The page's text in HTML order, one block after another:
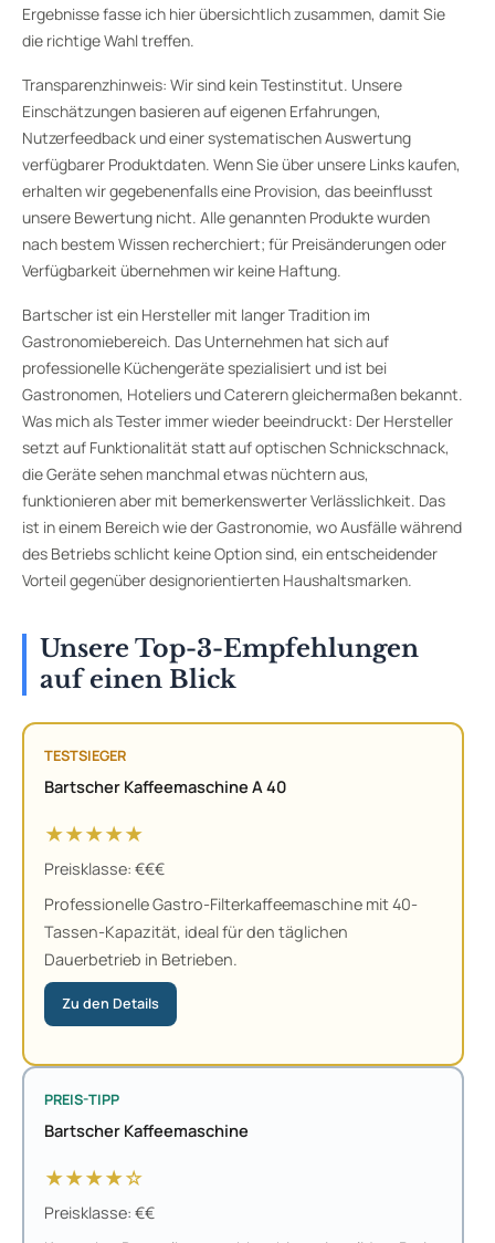
Ergebnisse fasse ich hier übersichtlich zusammen, damit Sie
die richtige Wahl treffen.
Transparenzhinweis: Wir sind kein Testinstitut. Unsere
Einschätzungen basieren auf eigenen Erfahrungen,
Nutzerfeedback und einer systematischen Auswertung
verfügbarer Produktdaten. Wenn Sie über unsere Links kaufen,
erhalten wir gegebenenfalls eine Provision, das beeinflusst
unsere Bewertung nicht. Alle genannten Produkte wurden
nach bestem Wissen recherchiert; für Preisänderungen oder
Verfügbarkeit übernehmen wir keine Haftung.
Bartscher ist ein Hersteller mit langer Tradition im
Gastronomiebereich. Das Unternehmen hat sich auf
professionelle Küchengeräte spezialisiert und ist bei
Gastronomen, Hoteliers und Caterern gleichermaßen bekannt.
Was mich als Tester immer wieder beeindruckt: Der Hersteller
setzt auf Funktionalität statt auf optischen Schnickschnack,
die Geräte sehen manchmal etwas nüchtern aus,
funktionieren aber mit bemerkenswerter Verlässlichkeit. Das
ist in einem Bereich wie der Gastronomie, wo Ausfälle während
des Betriebs schlicht keine Option sind, ein entscheidender
Vorteil gegenüber designorientierten Haushaltsmarken.
Unsere Top-3-Empfehlungen
auf einen Blick
TESTSIEGER
Bartscher Kaffeemaschine A 40
★★★★★
Preisklasse: €€€
Professionelle Gastro-Filterkaffeemaschine mit 40-
Tassen-Kapazität, ideal für den täglichen
Dauerbetrieb in Betrieben.
Zu den Details
PREIS-TIPP
Bartscher Kaffeemaschine
★★★★☆
Preisklasse: €€